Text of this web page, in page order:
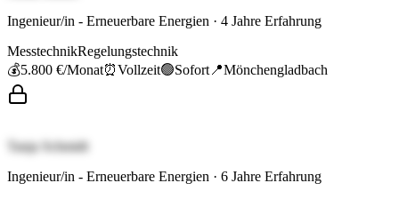
Ingenieur/in - Erneuerbare Energien · 4 Jahre Erfahrung
MesstechnikRegelungstechnik
💰5.800 €/Monat⏰Vollzeit🟢Sofort 📍Mönchengladbach
Tanja Schmidt
Ingenieur/in - Erneuerbare Energien · 6 Jahre Erfahrung